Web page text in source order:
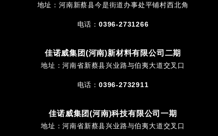
地址：河南新蔡县今是街道办事处平铺村西北角
电话： 0396-2731266
佳诺威集团(河南)新材料有限公司二期
地址：河南省新蔡县兴业路与伯夷大道交叉口
电话： 0396-2732911
佳诺威集团(河南)科技有限公司一期
地址：河南省新蔡县兴业路与伯夷大道交叉口